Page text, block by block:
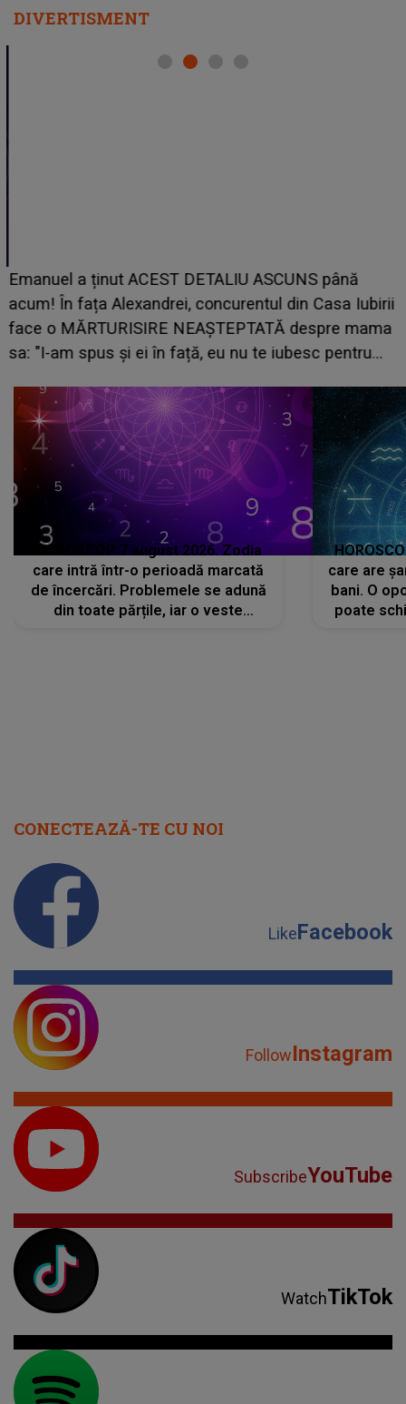
DIVERTISMENT
Emanuel a ținut ACEST DETALIU ASCUNS până
acum! În fața Alexandrei, concurentul din Casa Iubirii
face o MĂRTURISIRE NEAȘTEPTATĂ despre mama
sa: "I-am spus și ei în față, eu nu te iubesc pentru
HOROSCOP 7 august 2026. Zodia
care intră într-o perioadă marcată
de încercări. Problemele se adună
din toate părțile, iar o veste
care are
bani. O
poate
CONECTEAZĂ-TE CU NOI
LikeFacebook
FollowInstagram
SubscribeYouTube
WatchTikTok